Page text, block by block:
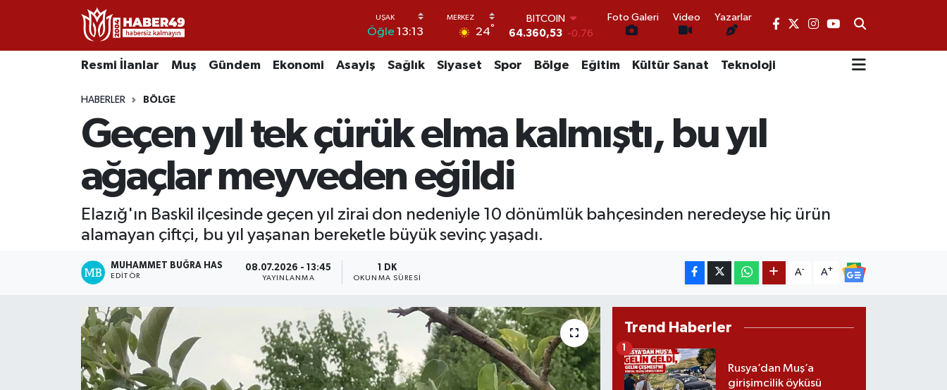
Öğle 13:13 24°
BITCOIN
64.360,53 -0.76
47,7143 0.16
GRAM ALTIN
Foto Galeri Video Yazarlar
Resmi İlanlar Muş Gündem Ekonomi Asayiş Sağlık Siyaset Spor Bölge Eğitim Kültür Sanat Teknoloji
HABERLER BÖLGE
Geçen yıl tek çürük elma kalmıştı, bu yıl
ağaçlar meyveden eğildi
Elazığ'ın Baskil ilçesinde geçen yıl zirai don nedeniyle 10 dönümlük bahçesinden neredeyse hiç ürün
alamayan çiftçi, bu yıl yaşanan bereketle büyük sevinç yaşadı.
MUHAMMET BUĞRA HAS
EDITÖR
08.07.2026 - 13:45
YAYINLANMA
1 DK
OKUNMA SÜRESI
A- A+
Trend Haberler
Rusya’dan Muş’a
girişimcilik öyküsü
1
Resmi İlanlar
Gündem
Siyaset
Teknoloji
Uşak Nöbetçi Eczaneler
Uşak Namaz Vakitleri
Uşak Trafik Yoğunluk Haritası
TFF 2.Lig Kırmızı Grup Puan Durumu ve Fikstür
Tüm Manşetler
Son Dakika Haberleri
Haber Arşivi